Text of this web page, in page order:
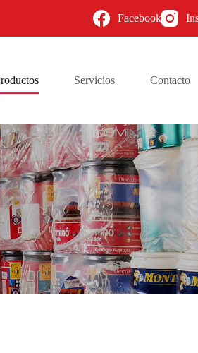
Facebook
Servicios Contacto